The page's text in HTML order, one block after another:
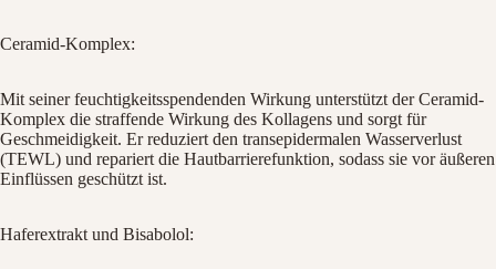
Ceramid-Komplex:
Mit seiner feuchtigkeitsspendenden Wirkung unterstützt der Ceramid-
Komplex die straffende Wirkung des Kollagens und sorgt für
Geschmeidigkeit. Er reduziert den transepidermalen Wasserverlust
(TEWL) und repariert die Hautbarrierefunktion, sodass sie vor äußeren
Einflüssen geschützt ist.
Haferextrakt und Bisabolol: